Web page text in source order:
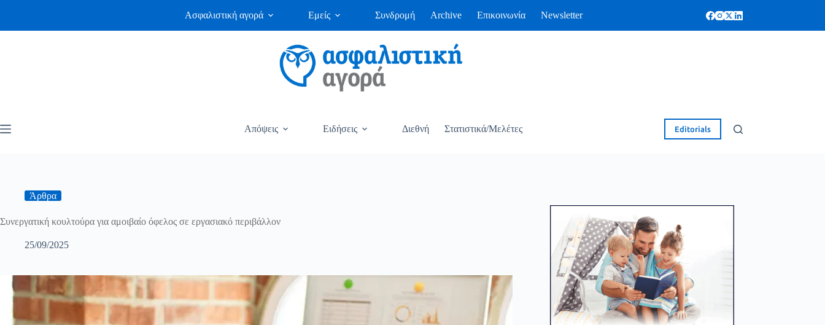
Ασφαλιστική αγορά Εμείς Συνδρομή Archive Επικοινωνία Newsletter
Απόψεις Ειδήσεις Διεθνή Στατιστικά/Μελέτες Editorials
Άρθρα
Συνεργατική κουλτούρα για αμοιβαίο όφελος σε εργασιακό περιβάλλον
25/09/2025